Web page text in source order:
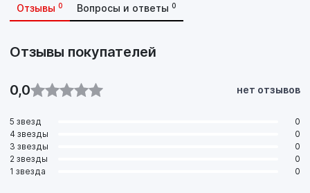
Отзывы 0 Вопросы и ответы 0
Отзывы покупателей
0,0 нет отзывов
5 звезд
0
4 звезды
0
3 звезды
0
2 звезды
0
1 звезда
0